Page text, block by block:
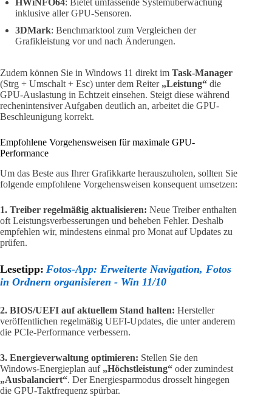
HWiNFO64: Bietet umfassende Systemüberwachung
inklusive aller GPU-Sensoren.
3DMark: Benchmarktool zum Vergleichen der
Grafikleistung vor und nach Änderungen.
Zudem können Sie in Windows 11 direkt im Task-Manager
(Strg + Umschalt + Esc) unter dem Reiter „Leistung“ die
GPU-Auslastung in Echtzeit einsehen. Steigt diese während
rechenintensiver Aufgaben deutlich an, arbeitet die GPU-
Beschleunigung korrekt.
Empfohlene Vorgehensweisen für maximale GPU-
Performance
Um das Beste aus Ihrer Grafikkarte herauszuholen, sollten Sie
folgende empfohlene Vorgehensweisen konsequent umsetzen:
1. Treiber regelmäßig aktualisieren: Neue Treiber enthalten
oft Leistungsverbesserungen und beheben Fehler. Deshalb
empfehlen wir, mindestens einmal pro Monat auf Updates zu
prüfen.
Lesetipp: Fotos-App: Erweiterte Navigation, Fotos
in Ordnern organisieren - Win 11/10
2. BIOS/UEFI auf aktuellem Stand halten: Hersteller
veröffentlichen regelmäßig UEFI-Updates, die unter anderem
die PCIe-Performance verbessern.
3. Energieverwaltung optimieren: Stellen Sie den
Windows-Energieplan auf „Höchstleistung“ oder zumindest
„Ausbalanciert“. Der Energiesparmodus drosselt hingegen
die GPU-Taktfrequenz spürbar.